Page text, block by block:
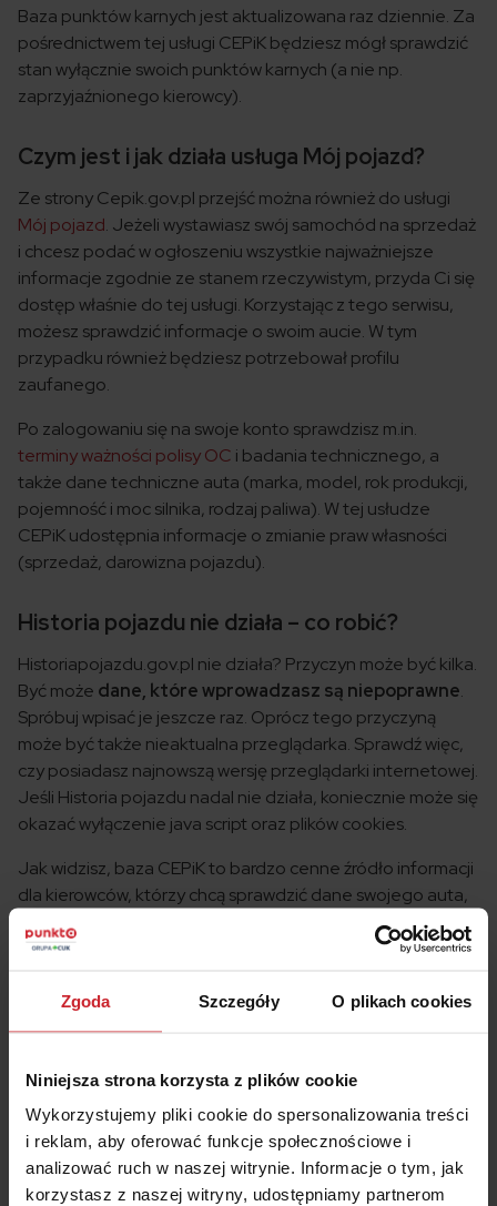
Zgoda Szczegóły O plikach cookies
Niniejsza strona korzysta z plików cookie
Wykorzystujemy pliki cookie do spersonalizowania treści
i reklam, aby oferować funkcje społecznościowe i
analizować ruch w naszej witrynie. Informacje o tym, jak
korzystasz z naszej witryny, udostępniamy partnerom
Baza punktów karnych jest aktualizowana raz dziennie. Za
pośrednictwem tej usługi CEPiK będziesz mógł sprawdzić
stan wyłącznie swoich punktów karnych (a nie np.
zaprzyjaźnionego kierowcy).
Czym jest i jak działa usługa Mój pojazd?
Ze strony Cepik.gov.pl przejść można również do usługi
Mój pojazd. Jeżeli wystawiasz swój samochód na sprzedaż
i chcesz podać w ogłoszeniu wszystkie najważniejsze
informacje zgodnie ze stanem rzeczywistym, przyda Ci się
dostęp właśnie do tej usługi. Korzystając z tego serwisu,
możesz sprawdzić informacje o swoim aucie. W tym
przypadku również będziesz potrzebował profilu
zaufanego.
Po zalogowaniu się na swoje konto sprawdzisz m.in.
terminy ważności polisy OC i badania technicznego, a
także dane techniczne auta (marka, model, rok produkcji,
pojemność i moc silnika, rodzaj paliwa). W tej usłudze
CEPiK udostępnia informacje o zmianie praw własności
(sprzedaż, darowizna pojazdu).
Historia pojazdu nie działa – co robić?
Historiapojazdu.gov.pl nie działa? Przyczyn może być kilka.
Być może dane, które wprowadzasz są niepoprawne.
Spróbuj wpisać je jeszcze raz. Oprócz tego przyczyną
może być także nieaktualna przeglądarka. Sprawdź więc,
czy posiadasz najnowszą wersję przeglądarki internetowej.
Jeśli Historia pojazdu nadal nie działa, koniecznie może się
okazać wyłączenie java script oraz plików cookies.
Jak widzisz, baza CEPiK to bardzo cenne źródło informacji
dla kierowców, którzy chcą sprawdzić dane swojego auta,
ale także kupić samochód używany bądź zadbać o
bezpieczeństwo swoje oraz najbliższych w wypadku
Pytania i odpowiedzi